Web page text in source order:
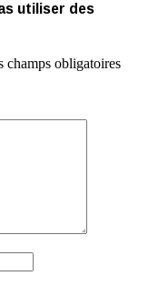
utiliser des
champs obligatoires